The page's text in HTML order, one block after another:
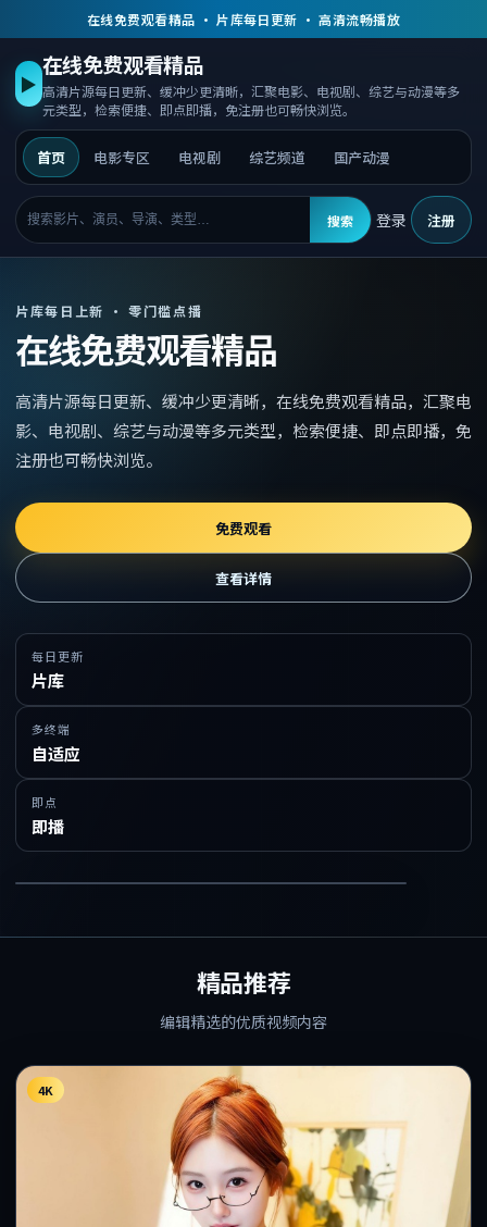
在线免费观看精品 · 片库每日更新 · 高清流畅播放
▶
在线免费观看精品
高清片源每日更新、缓冲少更清晰，汇聚电影、电视剧、综艺与动漫等多
元类型，检索便捷、即点即播，免注册也可畅快浏览。
首页 电影专区 电视剧 综艺频道 国产动漫
搜索 登录 注册
片库每日上新 · 零门槛点播
在线免费观看精品
高清片源每日更新、缓冲少更清晰， 在线免费观看精品， 汇聚电
影、电视剧、综艺与动漫等多元类型，检索便捷、即点即播，免
注册也可畅快浏览。
免费观看
查看详情
每日更新
片库
多终端
自适应
即点
即播
精品推荐
编辑精选的优质视频内容
4K